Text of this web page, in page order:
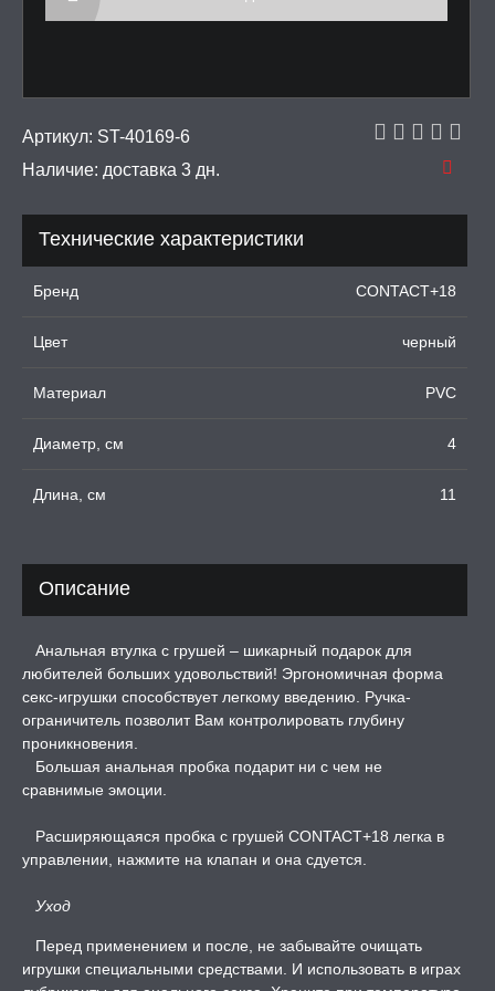
ФЕРОМОНЫ
ВИБРОЯЙЦА,
ПОМПЫ
ПРИКОЛЫ,
ЧАШИ И
КАРТА
-50%, ТОВАР ЗА
ОБРАЗ
БОНДАЖ
Артикул: ST-40169-6
Наличие: доставка 3 дн.
Технические характеристики
Бренд CONTACT+18
Цвет черный
Материал PVC
Диаметр, см 4
Длина, см 11
Описание
Анальная втулка с грушей – шикарный подарок для
любителей больших удовольствий! Эргономичная форма
секс-игрушки способствует легкому введению. Ручка-
ограничитель позволит Вам контролировать глубину
проникновения.
Большая анальная пробка подарит ни с чем не
сравнимые эмоции.
Расширяющаяся пробка с грушей CONTACT+18 легка в
управлении, нажмите на клапан и она сдуется.
Уход
Перед применением и после, не забывайте очищать
игрушки специальными средствами. И использовать в играх